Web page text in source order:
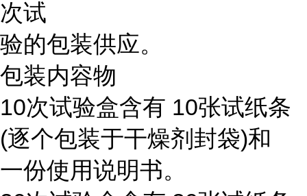
次试
验的包装供应。
包装内容物
10次试验盒含有 10张试纸条
(逐个包装于干燥剂封袋)和
一份使用说明书。